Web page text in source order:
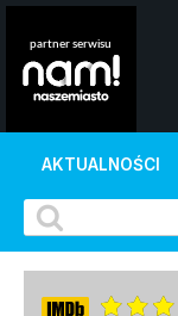
AKTUALNOŚCI